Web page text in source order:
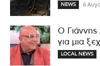
NEWS 6
Ο
για μια
LOCAL NEWS